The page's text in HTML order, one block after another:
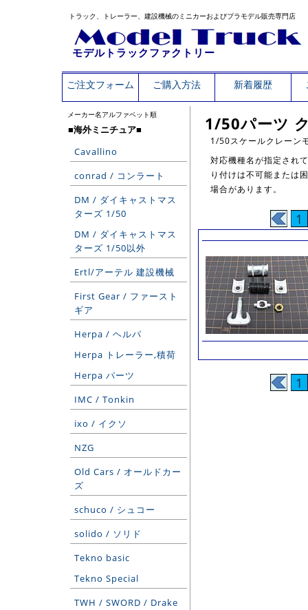
トラック、トレーラー、建設機械のミニカーおよびプラモデル販売専門店
モデルトラックファクトリー
ご注文フォーム ご購入方法 新着履歴
メーカー名アルファベット順
■海外ミニチュア■
Cavallino
conrad / コンラート
DM / ダイキャストマス
ターズ 1/50
DM / ダイキャストマス
ターズ 1/50以外
Ertl/アーテル 建設機械
First Gear / ファースト
ギア
Herpa / ヘルパ
Herpa トレーラー,積荷
Herpa パーツ
IMC / Tonkin
ixo / イクソ
NZG
Old Cars / オールドカー
ズ
schuco / シュコー
solido / ソリド
Tekno basic
Tekno Special
TWH / SWORD / Drake
1/50パーツ
1/50スケールクレーン
対応機種名が指定され
り付けは不可能または
場合があります。
1
1